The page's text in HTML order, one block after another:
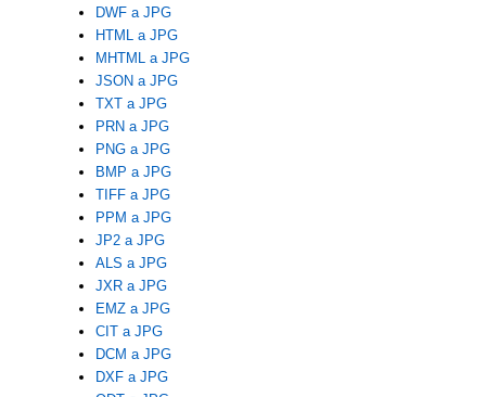
DWF a JPG
HTML a JPG
MHTML a JPG
JSON a JPG
TXT a JPG
PRN a JPG
PNG a JPG
BMP a JPG
TIFF a JPG
PPM a JPG
JP2 a JPG
ALS a JPG
JXR a JPG
EMZ a JPG
CIT a JPG
DCM a JPG
DXF a JPG